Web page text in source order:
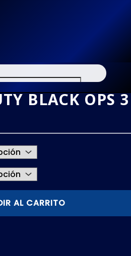
BLACK OPS 3
AL CARRITO